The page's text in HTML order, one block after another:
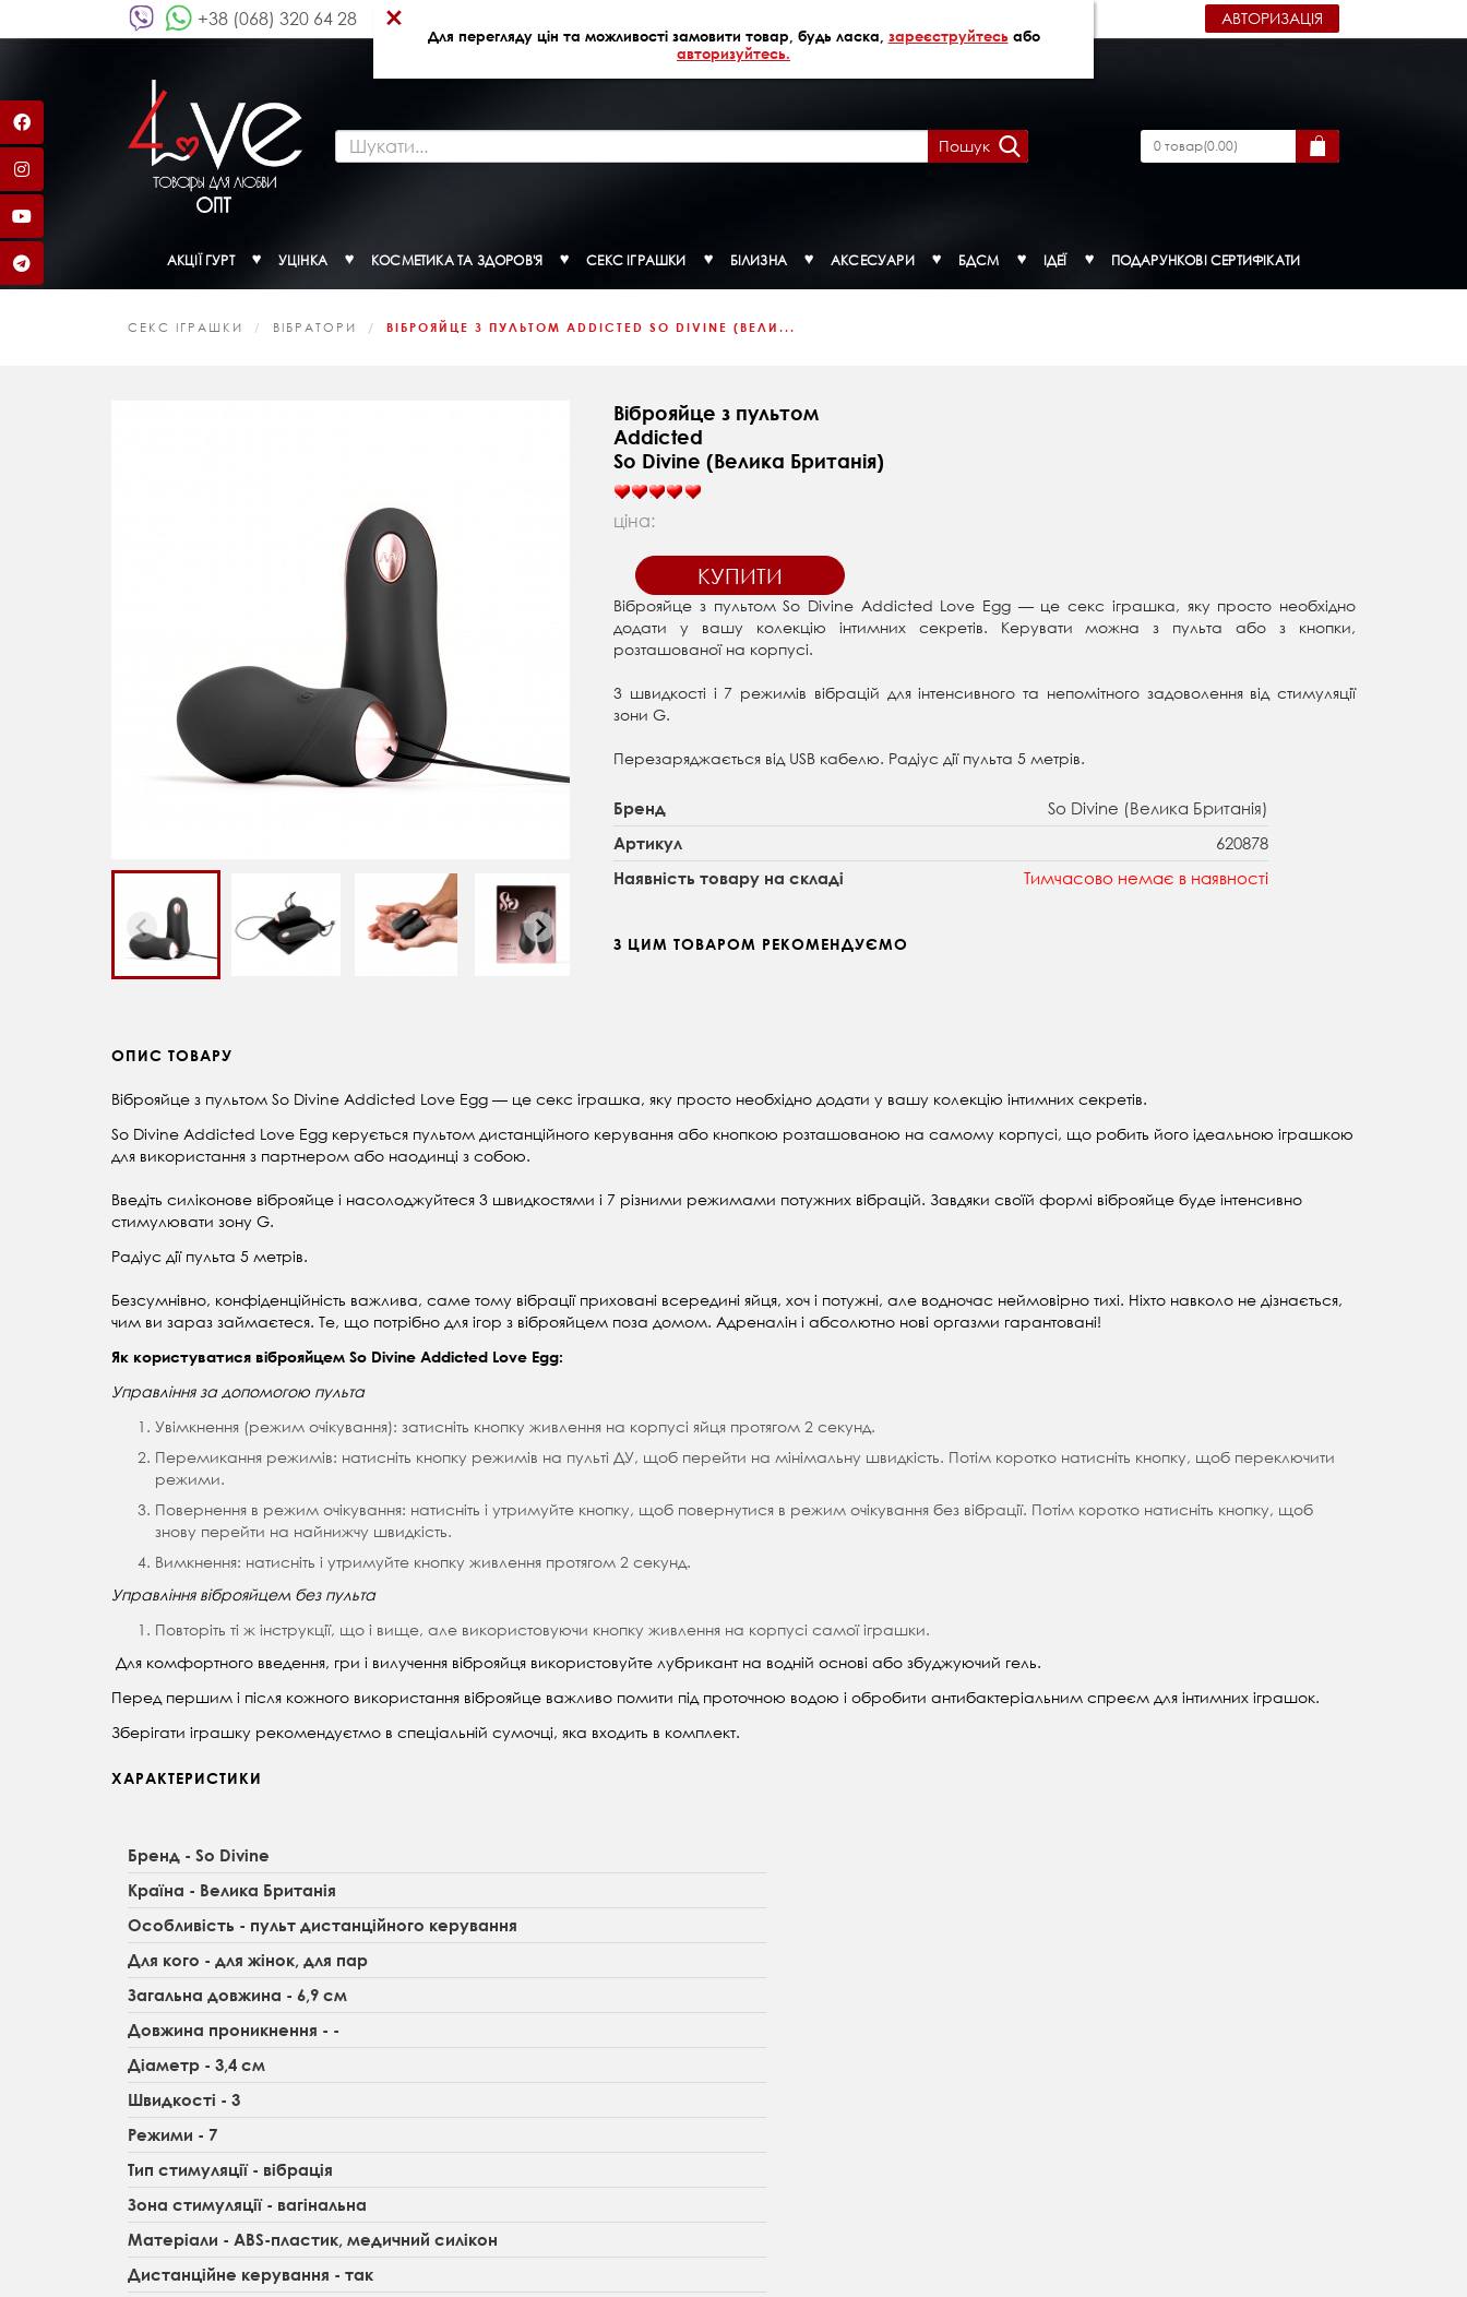
Для перегляду цін та можливості замовити товар, будь ласка, зареєструйтесьабо
авторизуйтесь.
×
+38 (068) 320 64 28 АВТОРИЗАЦІЯ
Пошук 0товар(0.00)
АКЦІЇ ГУРТ УЦІНКА КОСМЕТИКА ТА ЗДОРОВ'Я СЕКС ІГРАШКИ БІЛИЗНА АКСЕСУАРИ БДСМ ІДЕЇ ПОДАРУНКОВІ СЕРТИФІКАТИ
СЕКС ІГРАШКИ ВІБРАТОРИ ВІБРОЯЙЦЕ З ПУЛЬТОМ ADDICTED SO DIVINE (ВЕЛИ...
Віброяйце з пультом
Addicted
So Divine (Велика Британія)
ціна:
КУПИТИ
Віброяйце з пультом So Divine Addicted Love Egg — це секс іграшка, яку просто необхідно
додати у вашу колекцію інтимних секретів. Керувати можна з пульта або з кнопки,
розташованої на корпусі.
3 швидкості і 7 режимів вібрацій для інтенсивного та непомітного задоволення від стимуляції
зони G.
Перезаряджається від USB кабелю. Радіус дії пульта 5 метрів.
Бренд So Divine (Велика Британія)
Артикул 620878
Наявність товару на складі Тимчасово немає в наявності
З ЦИМ ТОВАРОМ РЕКОМЕНДУЄМО
ОПИС ТОВАРУ
Віброяйце з пультом So Divine Addicted Love Egg — це секс іграшка, яку просто необхідно додати у вашу колекцію інтимних секретів.
So Divine Addicted Love Egg керується пультом дистанційного керування або кнопкою розташованою на самому корпусі, що робить його ідеальною іграшкою
для використання з партнером або наодинці з собою.
Введіть силіконове віброяйце і насолоджуйтеся 3 швидкостями і 7 різними режимами потужних вібрацій. Завдяки своїй формі віброяйце буде інтенсивно
стимулювати зону G.
Радіус дії пульта 5 метрів.
Безсумнівно, конфіденційність важлива, саме тому вібрації приховані всередині яйця, хоч і потужні, але водночас неймовірно тихі. Ніхто навколо не дізнається,
чим ви зараз займаєтеся. Те, що потрібно для ігор з віброяйцем поза домом. Адреналін і абсолютно нові оргазми гарантовані!
Як користуватися віброяйцем So Divine Addicted Love Egg:
Управління за допомогою пульта
Увімкнення (режим очікування): затисніть кнопку живлення на корпусі яйця протягом 2 секунд.
Перемикання режимів: натисніть кнопку режимів на пульті ДУ, щоб перейти на мінімальну швидкість. Потім коротко натисніть кнопку, щоб переключити
режими.
Повернення в режим очікування: натисніть і утримуйте кнопку, щоб повернутися в режим очікування без вібрації. Потім коротко натисніть кнопку, щоб
знову перейти на найнижчу швидкість.
Вимкнення: натисніть і утримуйте кнопку живлення протягом 2 секунд.
Управління віброяйцем без пульта
Повторіть ті ж інструкції, що і вище, але використовуючи кнопку живлення на корпусі самої іграшки.
Для комфортного введення, гри і вилучення віброяйця використовуйте лубрикант на водній основі або збуджуючий гель.
Перед першим і після кожного використання віброяйце важливо помити під проточною водою і обробити антибактеріальним спреєм для інтимних іграшок.
Зберігати іграшку рекомендуєтмо в спеціальній сумочці, яка входить в комплект.
ХАРАКТЕРИСТИКИ
Бренд - So Divine
Країна - Велика Британія
Особливість - пульт дистанційного керування
Для кого - для жінок, для пар
Загальна довжина - 6,9 см
Довжина проникнення - -
Діаметр - 3,4 см
Швидкості - 3
Режими - 7
Тип стимуляції - вібрація
Зона стимуляції - вагінальна
Матеріали - ABS-пластик, медичний силікон
Дистанційне керування - так